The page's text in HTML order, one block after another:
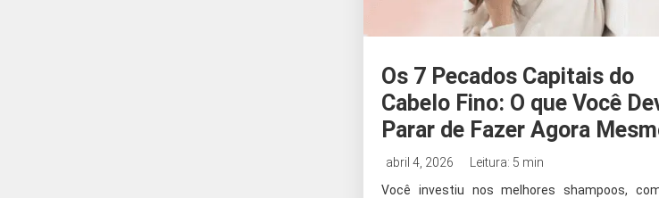
Os 7 Pecados Capitais do
Cabelo Fino: O que Você
Parar de Fazer Agora
abril 4, 2026
Leitura: 5 min
Você investiu nos melhores shampoos,